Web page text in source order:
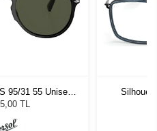
95/31 55 Unisex
Gözlüğü
TL